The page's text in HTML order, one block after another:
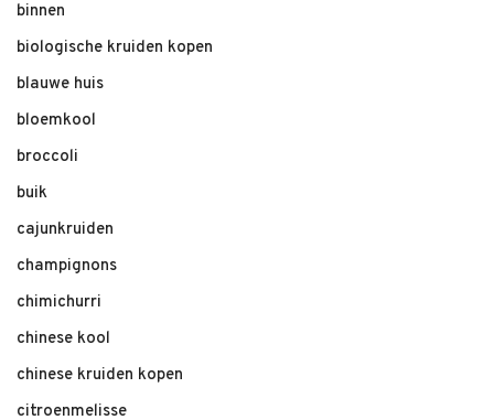
binnen
biologische kruiden kopen
blauwe huis
bloemkool
broccoli
buik
cajunkruiden
champignons
chimichurri
chinese kool
chinese kruiden kopen
citroenmelisse